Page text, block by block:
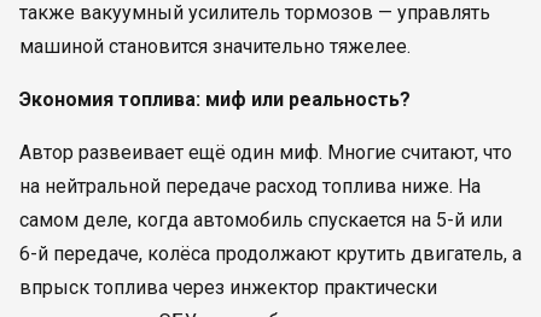
также вакуумный усилитель тормозов — управлять
машиной становится значительно тяжелее.
Экономия топлива: миф или реальность?
Автор развеивает ещё один миф. Многие считают, что
на нейтральной передаче расход топлива ниже. На
самом деле, когда автомобиль спускается на 5-й или
6-й передаче, колёса продолжают крутить двигатель, а
впрыск топлива через инжектор практически